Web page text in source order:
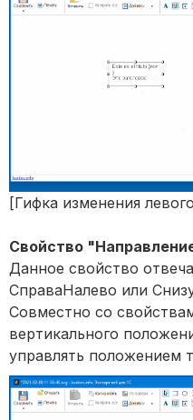
[Гифка изменения
Свойство
Данное свойство
СправаНалево или
Совместно со
вертикального
управлять положением